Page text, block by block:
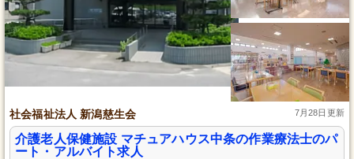
社会福祉法人 新潟慈生会 7月28日更新
介護老人保健施設 マチュアハウス中条の作業療法士のパ
ート・アルバイト求人